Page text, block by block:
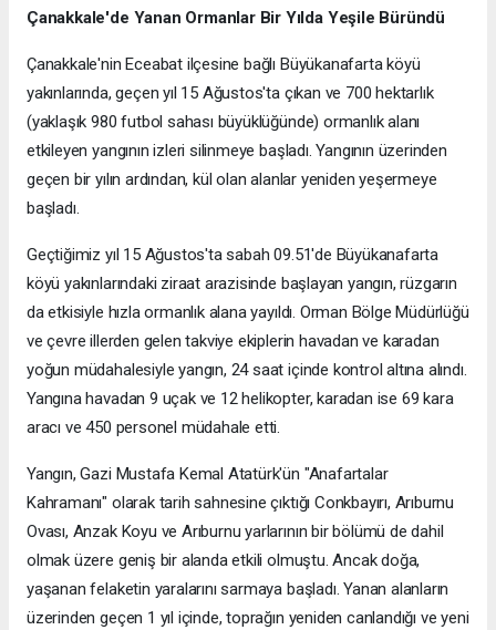
Çanakkale'de Yanan Ormanlar Bir Yılda Yeşile Büründü
Çanakkale'nin Eceabat ilçesine bağlı Büyükanafarta köyü
yakınlarında, geçen yıl 15 Ağustos'ta çıkan ve 700 hektarlık
(yaklaşık 980 futbol sahası büyüklüğünde) ormanlık alanı
etkileyen yangının izleri silinmeye başladı. Yangının üzerinden
geçen bir yılın ardından, kül olan alanlar yeniden yeşermeye
başladı.
Geçtiğimiz yıl 15 Ağustos'ta sabah 09.51'de Büyükanafarta
köyü yakınlarındaki ziraat arazisinde başlayan yangın, rüzgarın
da etkisiyle hızla ormanlık alana yayıldı. Orman Bölge Müdürlüğü
ve çevre illerden gelen takviye ekiplerin havadan ve karadan
yoğun müdahalesiyle yangın, 24 saat içinde kontrol altına alındı.
Yangına havadan 9 uçak ve 12 helikopter, karadan ise 69 kara
aracı ve 450 personel müdahale etti.
Yangın, Gazi Mustafa Kemal Atatürk'ün "Anafartalar
Kahramanı" olarak tarih sahnesine çıktığı Conkbayırı, Arıburnu
Ovası, Anzak Koyu ve Arıburnu yarlarının bir bölümü de dahil
olmak üzere geniş bir alanda etkili olmuştu. Ancak doğa,
yaşanan felaketin yaralarını sarmaya başladı. Yanan alanların
üzerinden geçen 1 yıl içinde, toprağın yeniden canlandığı ve yeni